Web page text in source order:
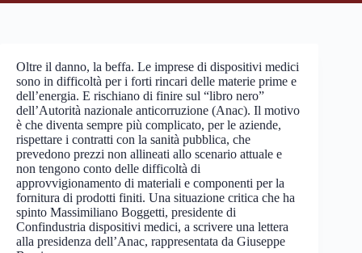
Oltre il danno, la beffa. Le imprese di dispositivi medici
sono in difficoltà per i forti rincari delle materie prime e
dell’energia. E rischiano di finire sul “libro nero”
dell’Autorità nazionale anticorruzione (Anac). Il motivo
è che diventa sempre più complicato, per le aziende,
rispettare i contratti con la sanità pubblica, che
prevedono prezzi non allineati allo scenario attuale e
non tengono conto delle difficoltà di
approvvigionamento di materiali e componenti per la
fornitura di prodotti finiti. Una situazione critica che ha
spinto Massimiliano Boggetti, presidente di
Confindustria dispositivi medici, a scrivere una lettera
alla presidenza dell’Anac, rappresentata da Giuseppe